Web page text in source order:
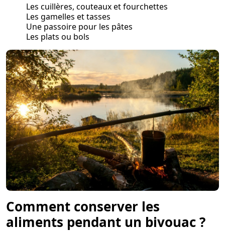
Les cuillères, couteaux et fourchettes
Les gamelles et tasses
Une passoire pour les pâtes
Les plats ou bols
Comment conserver les
aliments pendant un bivouac ?